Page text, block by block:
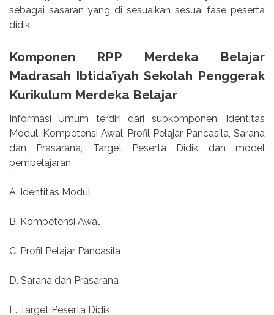
sebagai sasaran yang di sesuaikan sesuai fase peserta
didik.
Komponen RPP Merdeka Belajar
Madrasah Ibtida’iyah Sekolah Penggerak
Kurikulum Merdeka Belajar
Informasi Umum terdiri dari subkomponen: Identitas
Modul, Kompetensi Awal, Profil Pelajar Pancasila, Sarana
dan Prasarana, Target Peserta Didik dan model
pembelajaran
A. Identitas Modul
B. Kompetensi Awal
C. Profil Pelajar Pancasila
D. Sarana dan Prasarana
E. Target Peserta Didik